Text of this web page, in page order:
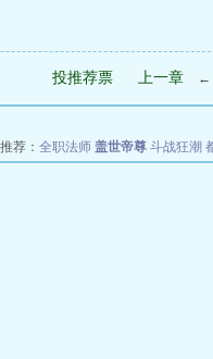
投推荐票 上一章 ←
荐： 全职法师 盖世帝尊 斗战狂潮